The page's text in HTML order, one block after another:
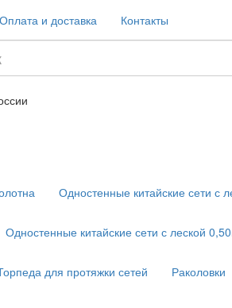
Оплата и доставка
Контакты
Одностенные китайские сети с
Одностенные китайские сети с леской
для протяжки сетей Раколовки